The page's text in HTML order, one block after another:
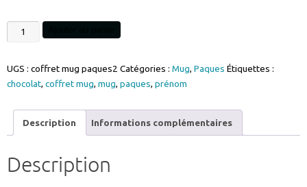
quantité
de
mug
Paques
gravé
et
oeufs
UGS : coffret mug paques2 Catégories : Mug, Paques Étiquettes :
chocolat, coffret mug, mug, paques, prénom
Description Informations complémentaires
Description